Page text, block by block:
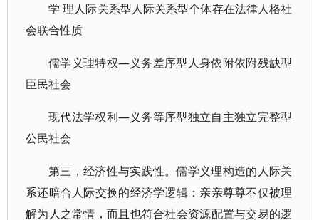
学 理人际关系型人际关系型个体存在法律人格社
会联合性质
儒学义理特权—义务差序型人身依附依附残缺型
臣民社会
现代法学权利—义务等序型独立自主独立完整型
公民社会
第三，经济性与实践性。儒学义理构造的人际关
系还暗合人际交换的经济学逻辑：亲亲尊尊不仅被理
解为人之常情，而且也符合社会资源配置与交易的逻